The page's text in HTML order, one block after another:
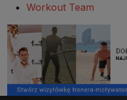
Workout Team